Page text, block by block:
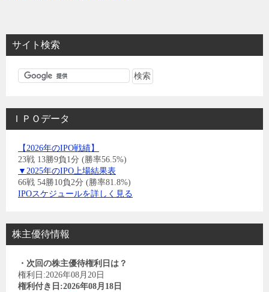
サイト検索
ＩＰＯデータ
【2026年のIPO戦績】
23戦 13勝9負1分 (勝率56.5%)
▼2025年のIPO上場結果表
66戦 54勝10負2分 (勝率81.8%)
IPOスケジュールを詳しく見る
株主優待情報
・次回の株主優待権利日は？
権利日:2026年08月20日
権利付き日:2026年08月18日